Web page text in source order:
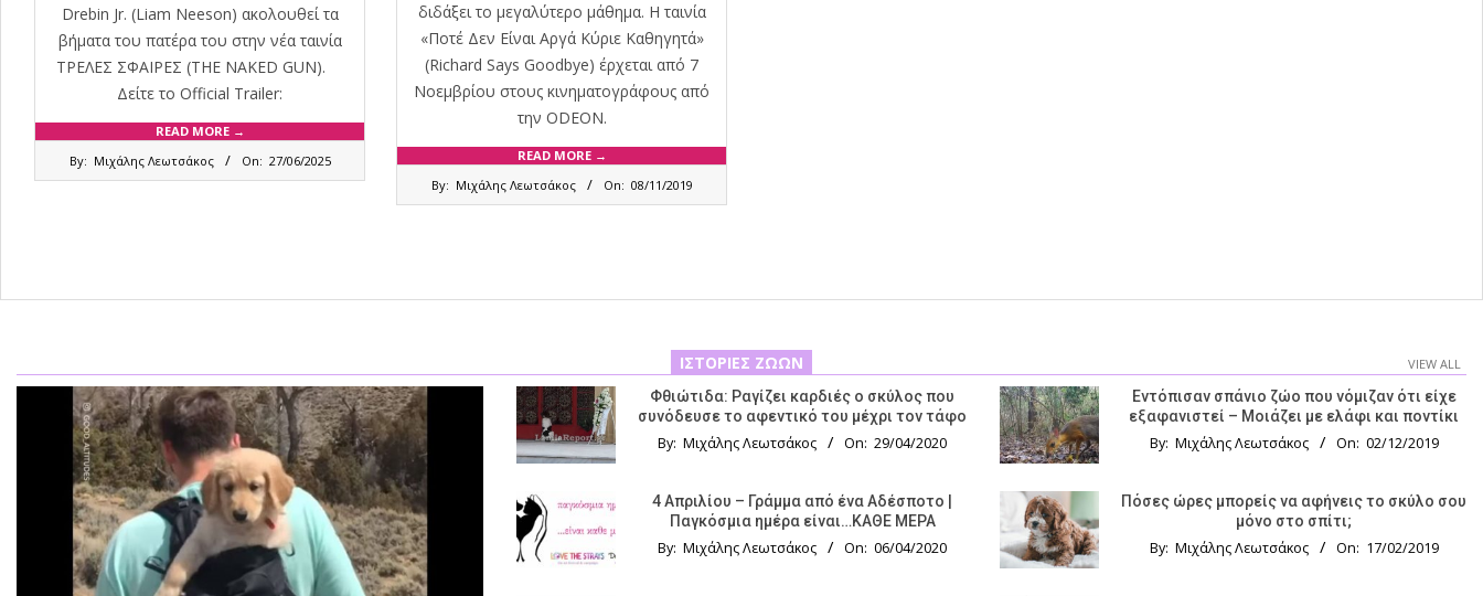
Drebin Jr. (Liam Neeson) ακολουθεί τα
βήματα του πατέρα του στην νέα ταινία
ΤΡΕΛΕΣ ΣΦΑΙΡΕΣ (THE NAKED GUN).
Δείτε το Official Trailer:
READ MORE →
By: Μιχάλης Λεωτσάκος On: 27/06/2025
διδάξει το μεγαλύτερο μάθημα. Η ταινία
«Ποτέ Δεν Είναι Αργά Κύριε Καθηγητά»
(Richard Says Goodbye) έρχεται από 7
Νοεμβρίου στους κινηματογράφους από
την ODEON.
READ MORE →
By: Μιχάλης Λεωτσάκος On: 08/11/2019
ΙΣΤΟΡΊΕΣ ΖΏΩΝ VIEW ALL
Φθιώτιδα: Ραγίζει καρδιές ο σκύλος που
συνόδευσε το αφεντικό του μέχρι τον τάφο
By: Μιχάλης Λεωτσάκος On: 29/04/2020
4 Απριλίου – Γράμμα από ένα Αδέσποτο |
Παγκόσμια ημέρα είναι…ΚΑΘΕ ΜΕΡΑ
By: Μιχάλης Λεωτσάκος On: 06/04/2020
Εντόπισαν σπάνιο ζώο που νόμιζαν ότι είχε
εξαφανιστεί – Μοιάζει με ελάφι και ποντίκι
By: Μιχάλης Λεωτσάκος On: 02/12/2019
Πόσες ώρες μπορείς να αφήνεις το σκύλο σου
μόνο στο σπίτι;
By: Μιχάλης Λεωτσάκος On: 17/02/2019